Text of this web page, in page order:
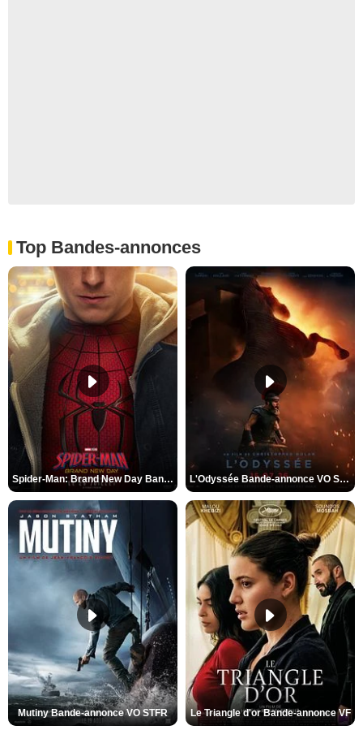
Top Bandes-annonces
Spider-Man: Brand New Day Bande-annonce VO STFR L'Odyssée Bande-annonce VO STFR
Mutiny Bande-annonce VO STFR Le Triangle d'or Bande-annonce VF